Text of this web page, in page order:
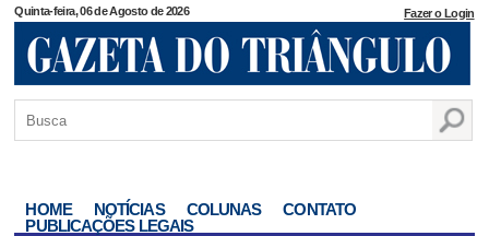
Quinta-feira, 06 de Agosto de 2026 Fazer o Login
HOME NOTÍCIAS COLUNAS
CONTATO
PUBLICAÇÕES LEGAIS